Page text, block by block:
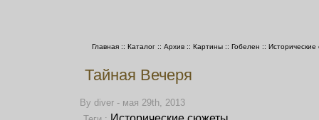
Главная :: Каталог :: Архив :: Картины :: Гобелен ::
Тайная Вечеря
By diver - мая 29th, 2013